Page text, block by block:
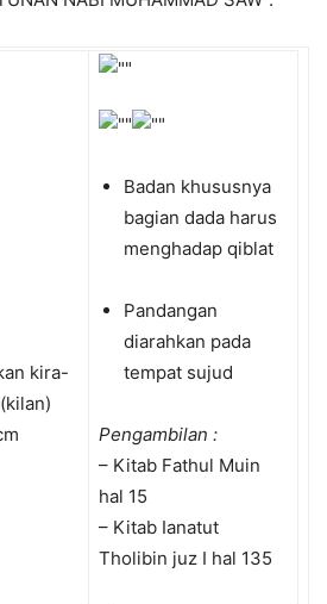
kira-
Badan khususnya
bagian dada harus
menghadap qiblat
Pandangan
diarahkan pada
tempat sujud
Pengambilan :
– Kitab Fathul Muin
hal 15
– Kitab Ianatut
Tholibin juz I hal 135